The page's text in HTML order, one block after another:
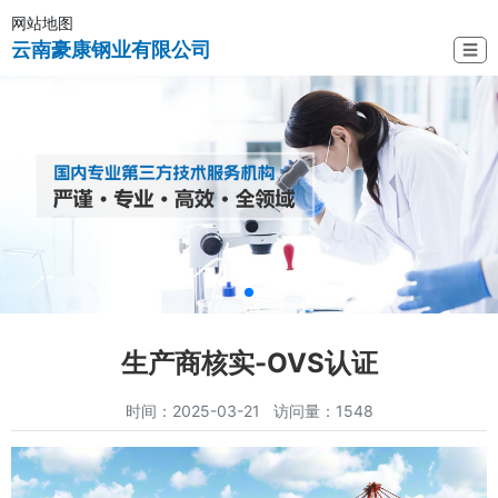
网站地图
云南豪康钢业有限公司 ☰
生产商核实-OVS认证
时间：2025-03-21 访问量：1548